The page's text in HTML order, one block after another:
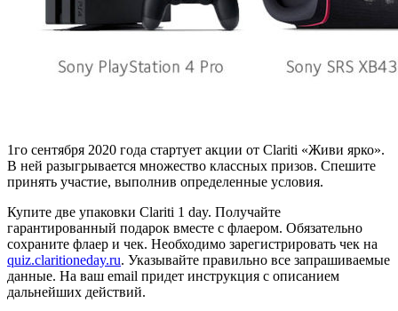
1го сентября 2020 года стартует акции от Clariti «Живи ярко».
В ней разыгрывается множество классных призов. Спешите
принять участие, выполнив определенные условия.
Купите две упаковки Clariti 1 day. Получайте
гарантированный подарок вместе с флаером. Обязательно
сохраните флаер и чек. Необходимо зарегистрировать чек на
quiz.claritioneday.ru. Указывайте правильно все запрашиваемые
данные. На ваш email придет инструкция с описанием
дальнейших действий.